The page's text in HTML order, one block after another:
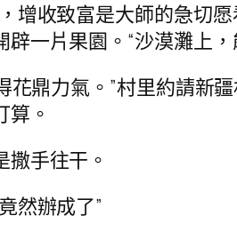
增收致富是大師的急切愿
一片果園。“沙漠灘上
花鼎力氣。”村里約請新
算。
手往干。
然辦成了”